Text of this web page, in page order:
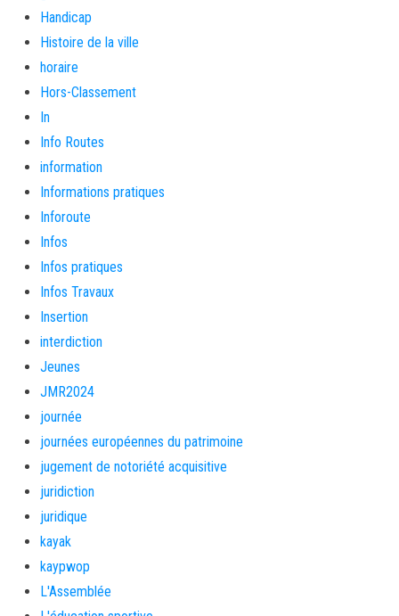
Handicap
Histoire de la ville
horaire
Hors-Classement
In
Info Routes
information
Informations pratiques
Inforoute
Infos
Infos pratiques
Infos Travaux
Insertion
interdiction
Jeunes
JMR2024
journée
journées européennes du patrimoine
jugement de notoriété acquisitive
juridiction
juridique
kayak
kaypwop
L'Assemblée